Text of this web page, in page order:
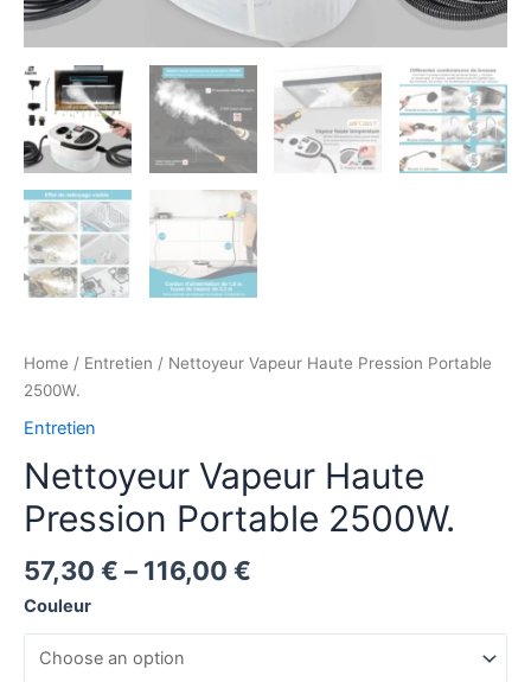
Home / Entretien / Nettoyeur Vapeur Haute Pression Portable
2500W.
Entretien
Nettoyeur Vapeur Haute
Pression Portable 2500W.
57,30 € – 116,00 €
Couleur